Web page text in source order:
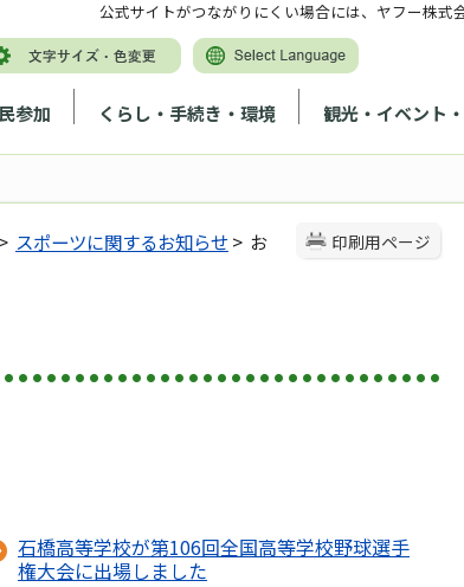
参加 くらし・手続き・環境 観光・イベント
公式サイトがつながりにくい場合には、ヤフー株式
印刷用ページ
> スポーツに関するお知らせ> お
石橋高等学校が第106回全国高等学校野球選手
権大会に出場しました